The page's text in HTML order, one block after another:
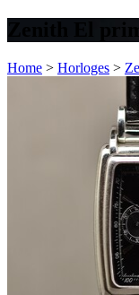
Zenith El
Home > Horloges >